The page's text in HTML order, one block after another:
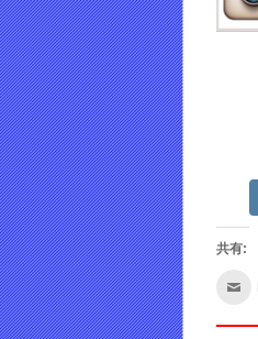
共有:
ク